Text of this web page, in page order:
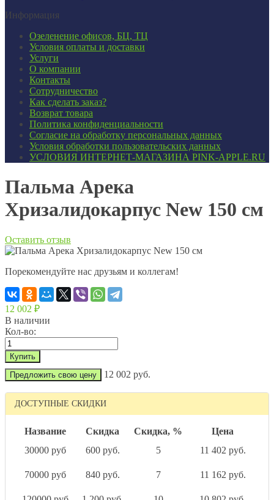
Информация
Озеленение офисов, БЦ, ТЦ
Условия оплаты и доставки
Услуги
О компании
Контакты
Сотрудничество
Как сделать заказ?
Возврат товара
Политика конфиденциальности
Согласие ​на обработку персональных данных
Условия обработки пользовательских данных
УСЛОВИЯ ИНТЕРНЕТ-МАГАЗИНА PINK-APPLE.RU
Пальма Арека
Хризалидокарпус New 150 см
Оставить отзыв
Порекомендуйте нас друзьям и коллегам!
12 002 ₽
В наличии
Кол-во:
Предложить свою цену 12 002 руб.
ДОСТУПНЫЕ СКИДКИ
Название Скидка Скидка, %
Цена
30000 руб
600 руб. 5 11 402 руб.
70000 руб 840 руб. 7 11 162 руб.